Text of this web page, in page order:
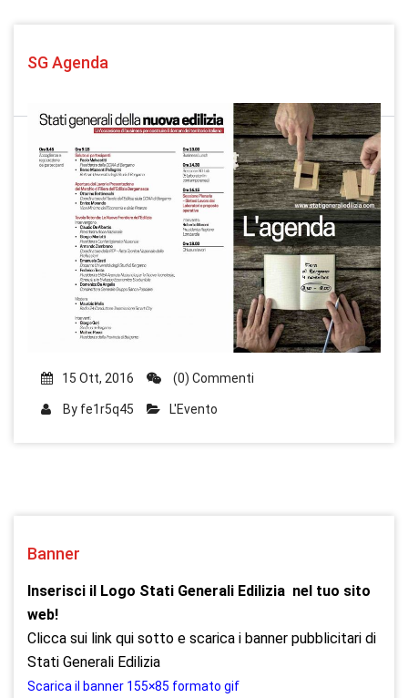
SG Agenda
15 Ott, 2016 (0) Commenti
By fe1r5q45 L'Evento
Banner
Inserisci il Logo Stati Generali Edilizia nel tuo sito
web!
Clicca sui link qui sotto e scarica i banner pubblicitari di
Stati Generali Edilizia
Scarica il banner 155×85 formato gif